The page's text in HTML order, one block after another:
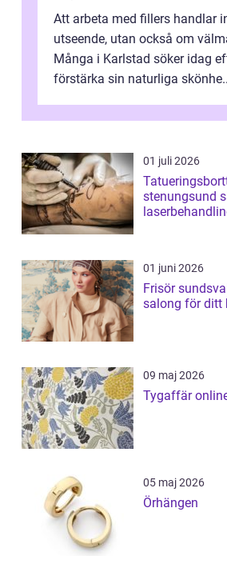
Att arbeta med fillers handlar
utseende, utan också om
Många i Karlstad söker idag
förstärka sin naturliga
01 juli 2026
stenungsund så funkar modern
01 juni 2026
Frisör sundsvall så hittar du
salong för ditt
09 maj 2026
Tygaffär
05 maj 2026
Örhängen